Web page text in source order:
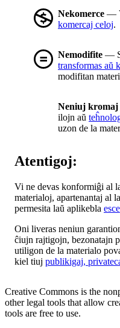
Nekomerce —
komercaj celoj.
Nemodifite —
transformas aŭ
modifitan
Neniuj
ilojn aŭ
uzon de la
Atentigoj:
Vi ne devas konformiĝi al
materialoj, apartenantaj al
permesita laŭ aplikebla
Oni liveras neniun
ĉiujn rajtigojn, bezonatajn
utiligon de la materialo
kiel tiuj publikigaj,
Creative Commons is the
other legal tools that allow
tools are free to use.